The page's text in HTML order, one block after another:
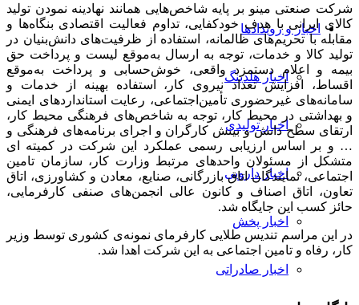
اخبار و رویدادها
اخبار هلدینگ
اخبار تولیدی
اخبار دارویی
اخبار پخش
اخبار صادراتی
شرکت صنعتی مینو بر پایه شاخص‌هایی همانند نهادینه نمودن تولید
کالای ایرانی با هدف خودکفایی، تداوم فعالیت اقتصادی بنگاه‌ها و
مقابله با تحریم‌های ظالمانه، استفاده از ظرفیت‌های دانش‌بنیان در
تولید کالا و خدمات، توجه به ارسال به‌موقع لیست و پرداخت حق
بیمه و اعلام دستمزد واقعی، خوش‌حسابی و پرداخت به‌موقع
اقساط، افزایش تعداد نیروی کار، استفاده بهینه از خدمات و
سامانه‌های غیرحضوری تأمین‌اجتماعی، رعایت استانداردهای ایمنی
و بهداشتی در محیط کار، توجه به شاخص‌های فرهنگی محیط کار،
ارتقای سطح دانش و بینش کارگران و اجرای برنامه‌های فرهنگی و
… و بر اساس ارزیابی رسمی عملکرد این شرکت در کمیته ای
متشکل از مسئولان واحدهای مرتبط وزارت کار، سازمان تامین
اجتماعی، نمایندگان اتاق بازرگانی، صنایع، معادن و ‌کشاورزی، اتاق
تعاون، اتاق اصناف و کانون عالی انجمن‌های صنفی کارفرمایی،
حائز کسب این جایگاه شد.
در این مراسم تندیس طلایی کارفرمای نمونه‌ی کشوری توسط وزیر
کار، رفاه و تامین اجتماعی به این شرکت اهدا شد.